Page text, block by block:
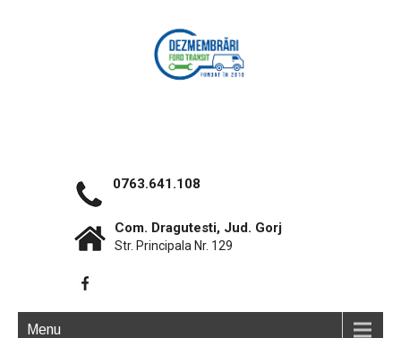
0763.641.108
Com. Dragutesti, Jud. Gorj
Str. Principala Nr. 129
Menu